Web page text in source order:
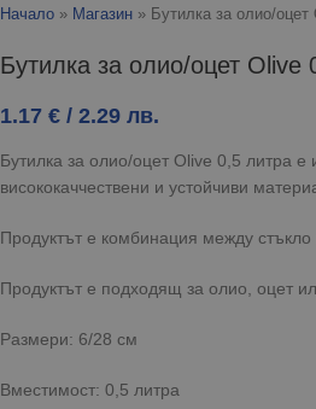
Начало » Магазин » Бутилка за олио/
Бутилка за олио/оцет Olive
1.17 € / 2.29 лв.
Бутилка за олио/оцет Olive 0,5 литра е
висококаччествени и устойчиви
Продуктът е комбинация между
Продуктът е подходящ за олио, оцет
Размери: 6/28 см
Вместимост: 0,5 литра